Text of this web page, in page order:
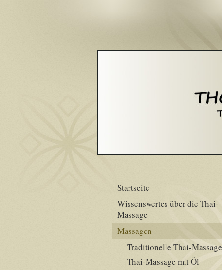
Startseite
Wissenswertes über die Thai-
Massage
Massagen
Traditionelle Thai-Massage
Thai-Massage mit Öl